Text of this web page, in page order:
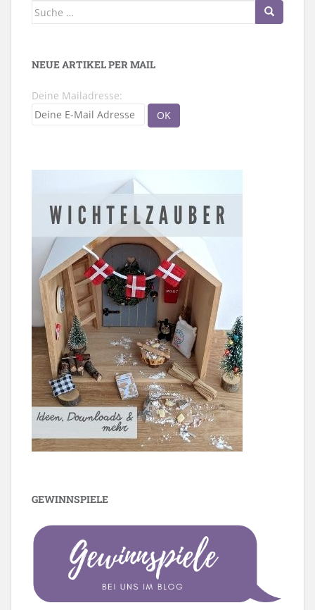
Suche
NEUE ARTIKEL PER MAIL
Deine Mailadresse:
GEWINNSPIELE